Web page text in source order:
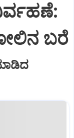
ಬರೆ